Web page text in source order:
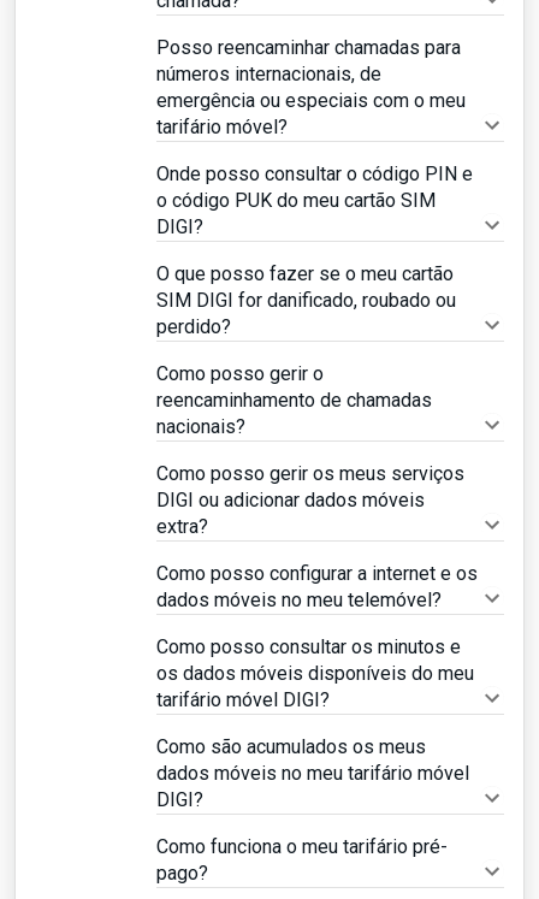
Posso reencaminhar chamadas para
números internacionais, de
emergência ou especiais com o meu
tarifário móvel?
Onde posso consultar o código PIN e
o código PUK do meu cartão SIM
DIGI?
O que posso fazer se o meu cartão
SIM DIGI for danificado, roubado ou
perdido?
Como posso gerir o
reencaminhamento de chamadas
nacionais?
Como posso gerir os meus serviços
DIGI ou adicionar dados móveis
extra?
Como posso configurar a internet e os
dados móveis no meu telemóvel?
Como posso consultar os minutos e
os dados móveis disponíveis do meu
tarifário móvel DIGI?
Como são acumulados os meus
dados móveis no meu tarifário móvel
DIGI?
Como funciona o meu tarifário pré-
pago?